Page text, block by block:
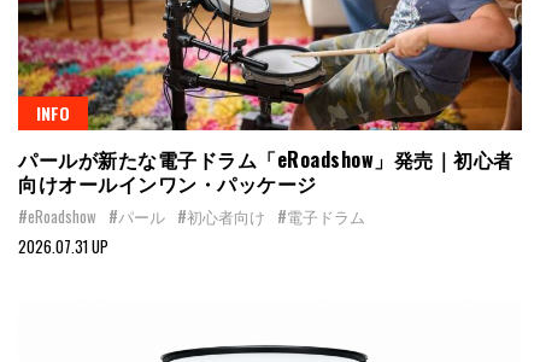
INFO
パールが新たな電子ドラム「eRoadshow」発売｜初心者
向けオールインワン・パッケージ
#eRoadshow #パール #初心者向け #電子ドラム
2026.07.31 UP